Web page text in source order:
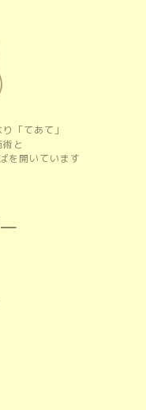
「てあて」
と
開いています